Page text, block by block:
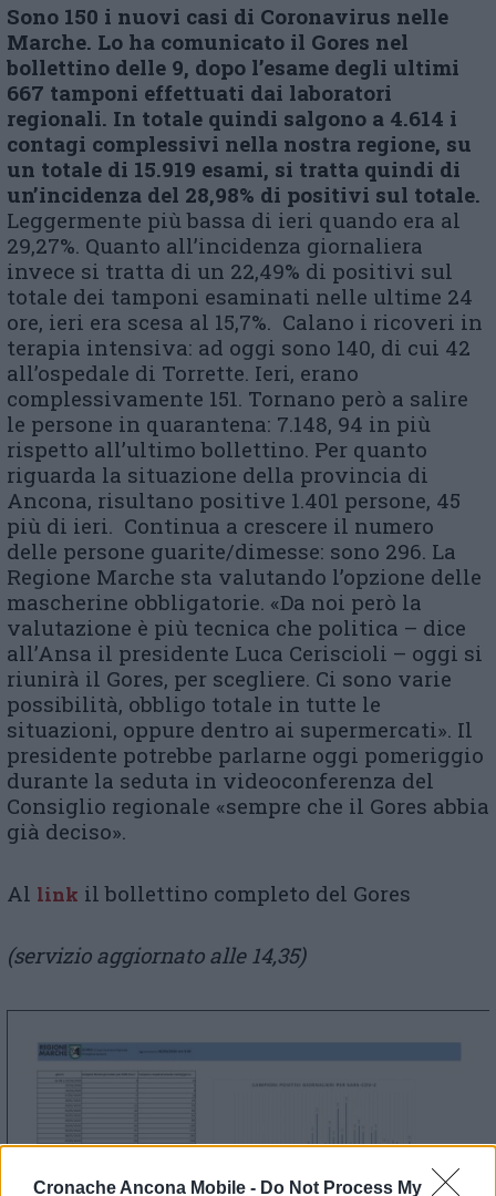
Cronache Ancona Mobile - Do Not Process My
Sono 150 i nuovi casi di Coronavirus nelle
Marche. Lo ha comunicato il Gores nel
bollettino delle 9, dopo l’esame degli ultimi
667 tamponi effettuati dai laboratori
regionali. In totale quindi salgono a 4.614 i
contagi complessivi nella nostra regione, su
un totale di 15.919 esami, si tratta quindi di
un’incidenza del 28,98% di positivi sul totale.
Leggermente più bassa di ieri quando era al
29,27%. Quanto all’incidenza giornaliera
invece si tratta di un 22,49% di positivi sul
totale dei tamponi esaminati nelle ultime 24
ore, ieri era scesa al 15,7%. Calano i ricoveri in
terapia intensiva: ad oggi sono 140, di cui 42
all’ospedale di Torrette. Ieri, erano
complessivamente 151. Tornano però a salire
le persone in quarantena: 7.148, 94 in più
rispetto all’ultimo bollettino. Per quanto
riguarda la situazione della provincia di
Ancona, risultano positive 1.401 persone, 45
più di ieri. Continua a crescere il numero
delle persone guarite/dimesse: sono 296. La
Regione Marche sta valutando l’opzione delle
mascherine obbligatorie. «Da noi però la
valutazione è più tecnica che politica – dice
all’Ansa il presidente Luca Ceriscioli – oggi si
riunirà il Gores, per scegliere. Ci sono varie
possibilità, obbligo totale in tutte le
situazioni, oppure dentro ai supermercati». Il
presidente potrebbe parlarne oggi pomeriggio
durante la seduta in videoconferenza del
Consiglio regionale «sempre che il Gores abbia
già deciso».
Al link il bollettino completo del Gores
(servizio aggiornato alle 14,35)